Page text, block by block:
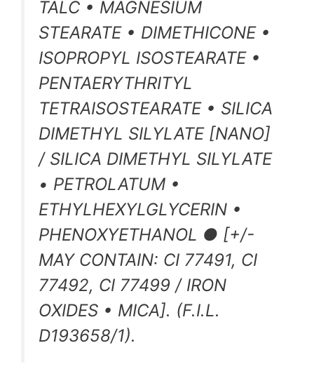
TALC • MAGNESIUM
STEARATE • DIMETHICONE •
ISOPROPYL ISOSTEARATE •
PENTAERYTHRITYL
TETRAISOSTEARATE • SILICA
DIMETHYL SILYLATE [NANO]
/ SILICA DIMETHYL SILYLATE
• PETROLATUM •
ETHYLHEXYLGLYCERIN •
PHENOXYETHANOL ● [+/-
MAY CONTAIN: CI 77491, CI
77492, CI 77499 / IRON
OXIDES • MICA]. (F.I.L.
D193658/1).